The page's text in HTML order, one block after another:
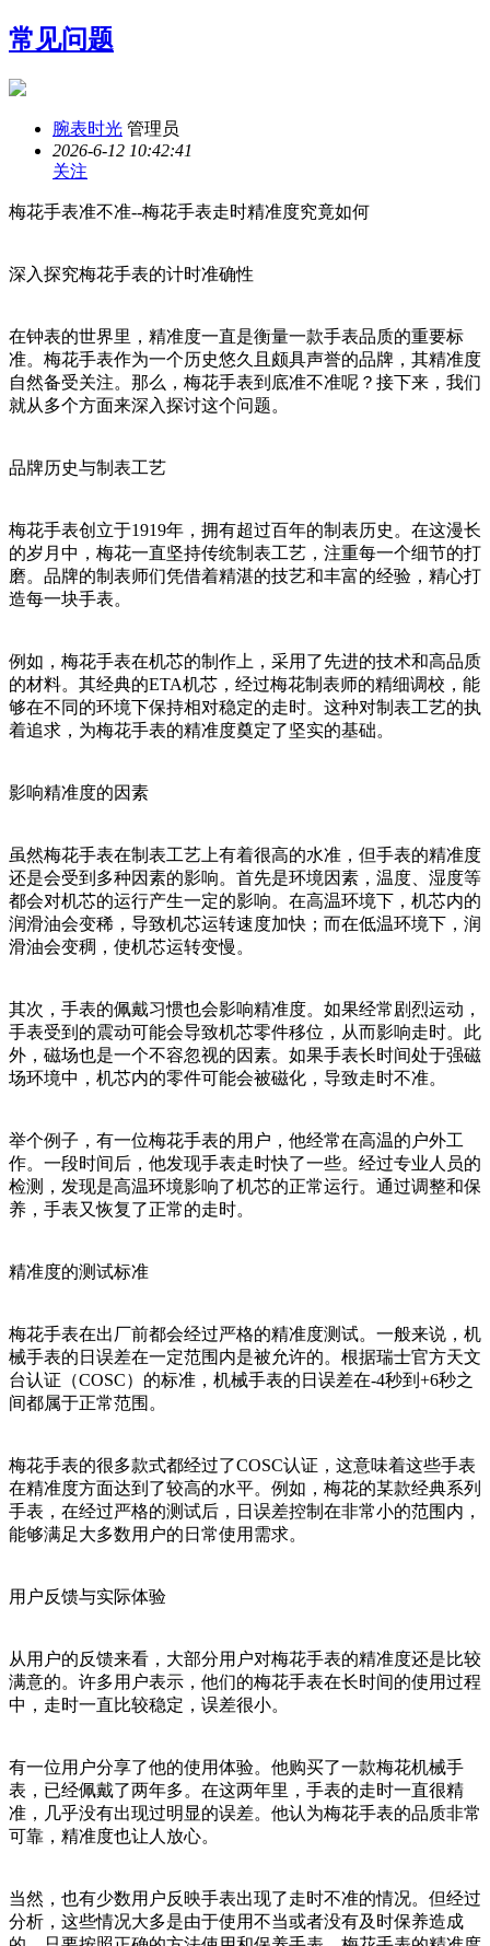
常见问题
腕表时光 管理员
2026-6-12 10:42:41
关注
梅花手表准不准--梅花手表走时精准度究竟如何
深入探究梅花手表的计时准确性
在钟表的世界里，精准度一直是衡量一款手表品质的重要标
准。梅花手表作为一个历史悠久且颇具声誉的品牌，其精准度
自然备受关注。那么，梅花手表到底准不准呢？接下来，我们
就从多个方面来深入探讨这个问题。
品牌历史与制表工艺
梅花手表创立于1919年，拥有超过百年的制表历史。在这漫长
的岁月中，梅花一直坚持传统制表工艺，注重每一个细节的打
磨。品牌的制表师们凭借着精湛的技艺和丰富的经验，精心打
造每一块手表。
例如，梅花手表在机芯的制作上，采用了先进的技术和高品质
的材料。其经典的ETA机芯，经过梅花制表师的精细调校，能
够在不同的环境下保持相对稳定的走时。这种对制表工艺的执
着追求，为梅花手表的精准度奠定了坚实的基础。
影响精准度的因素
虽然梅花手表在制表工艺上有着很高的水准，但手表的精准度
还是会受到多种因素的影响。首先是环境因素，温度、湿度等
都会对机芯的运行产生一定的影响。在高温环境下，机芯内的
润滑油会变稀，导致机芯运转速度加快；而在低温环境下，润
滑油会变稠，使机芯运转变慢。
其次，手表的佩戴习惯也会影响精准度。如果经常剧烈运动，
手表受到的震动可能会导致机芯零件移位，从而影响走时。此
外，磁场也是一个不容忽视的因素。如果手表长时间处于强磁
场环境中，机芯内的零件可能会被磁化，导致走时不准。
举个例子，有一位梅花手表的用户，他经常在高温的户外工
作。一段时间后，他发现手表走时快了一些。经过专业人员的
检测，发现是高温环境影响了机芯的正常运行。通过调整和保
养，手表又恢复了正常的走时。
精准度的测试标准
梅花手表在出厂前都会经过严格的精准度测试。一般来说，机
械手表的日误差在一定范围内是被允许的。根据瑞士官方天文
台认证（COSC）的标准，机械手表的日误差在-4秒到+6秒之
间都属于正常范围。
梅花手表的很多款式都经过了COSC认证，这意味着这些手表
在精准度方面达到了较高的水平。例如，梅花的某款经典系列
手表，在经过严格的测试后，日误差控制在非常小的范围内，
能够满足大多数用户的日常使用需求。
用户反馈与实际体验
从用户的反馈来看，大部分用户对梅花手表的精准度还是比较
满意的。许多用户表示，他们的梅花手表在长时间的使用过程
中，走时一直比较稳定，误差很小。
有一位用户分享了他的使用体验。他购买了一款梅花机械手
表，已经佩戴了两年多。在这两年里，手表的走时一直很精
准，几乎没有出现过明显的误差。他认为梅花手表的品质非常
可靠，精准度也让人放心。
当然，也有少数用户反映手表出现了走时不准的情况。但经过
分析，这些情况大多是由于使用不当或者没有及时保养造成